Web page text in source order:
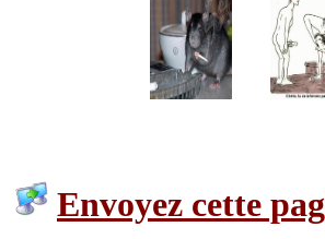
Envoyez cette